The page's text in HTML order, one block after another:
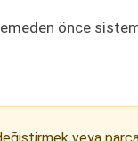
önce